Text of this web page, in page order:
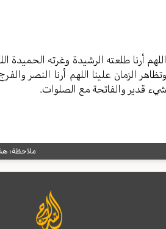
اللهم أرنا طلعته الرشيدة وغرته الحميدة
وتظاهر الزمان علينا اللهم أرنا النصر
شيء قدير والفاتحة مع الصلوات.
ملاحظة: